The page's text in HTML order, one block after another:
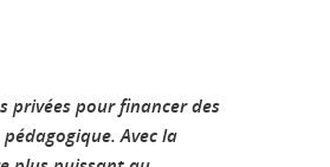
privées pour financer des
Avec la